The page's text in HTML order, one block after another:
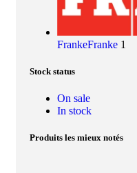
FrankeFranke 1
Stock status
On sale
In stock
Produits les mieux notés